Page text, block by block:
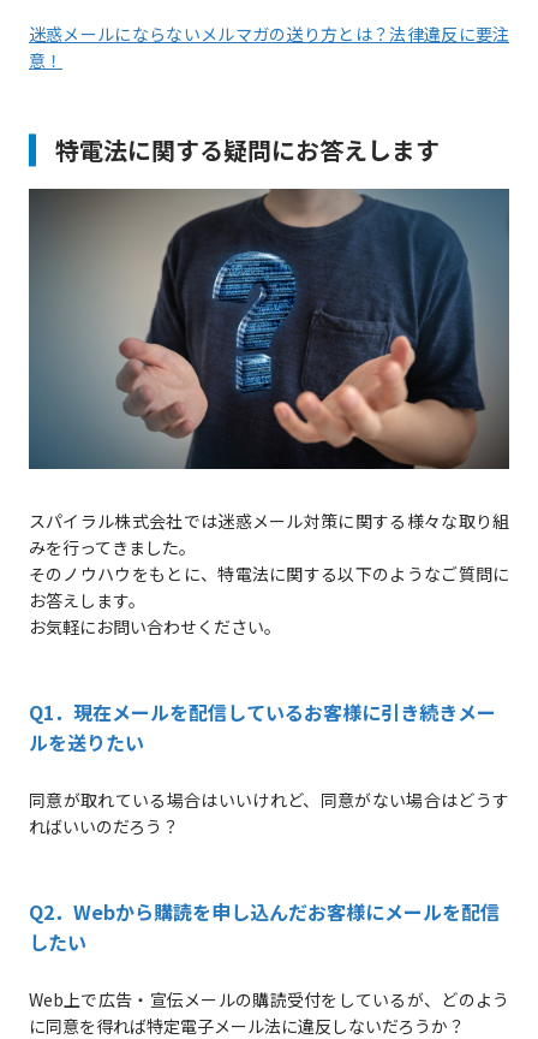
迷惑メールにならないメルマガの送り方とは？法律違反に要注
意！
特電法に関する疑問にお答えします
スパイラル株式会社では迷惑メール対策に関する様々な取り組
みを行ってきました。
そのノウハウをもとに、特電法に関する以下のようなご質問に
お答えします。
お気軽にお問い合わせください。
Q1．現在メールを配信しているお客様に引き続きメー
ルを送りたい
同意が取れている場合はいいけれど、同意がない場合はどうす
ればいいのだろう？
Q2．Webから購読を申し込んだお客様にメールを配信
したい
Web上で広告・宣伝メールの購読受付をしているが、どのよう
に同意を得れば特定電子メール法に違反しないだろうか？